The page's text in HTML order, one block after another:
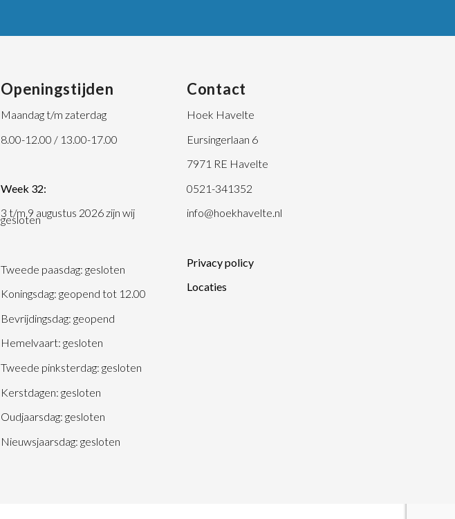
Openingstijden
Maandag t/m zaterdag
8.00-12.00 / 13.00-17.00
Week 32:
3 t/m 9 augustus 2026 zijn wij
gesloten
Tweede paasdag: gesloten
Koningsdag: geopend tot 12.00
Bevrijdingsdag: geopend
Hemelvaart: gesloten
Tweede pinksterdag: gesloten
Kerstdagen: gesloten
Oudjaarsdag: gesloten
Nieuwsjaarsdag: gesloten
Contact
Hoek Havelte
Eursingerlaan 6
7971 RE Havelte
0521-341352
info@hoekhavelte.nl
Privacy policy
Locaties